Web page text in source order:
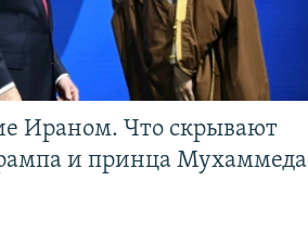
Ираном. Что скрывают
и принца Мухаммеда